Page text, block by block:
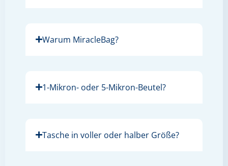
Warum MiracleBag?
1-Mikron- oder 5-Mikron-Beutel?
Tasche in voller oder halber Größe?